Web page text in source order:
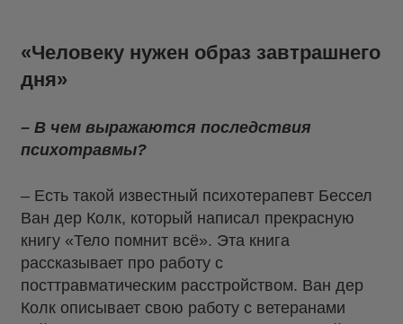
«Человеку нужен образ завтрашнего
дня»
– В чем выражаются последствия
психотравмы?
– Есть такой известный психотерапевт Бессел
Ван дер Колк, который написал прекрасную
книгу «Тело помнит всё». Эта книга
рассказывает про работу с
посттравматическим расстройством. Ван дер
Колк описывает свою работу с ветеранами